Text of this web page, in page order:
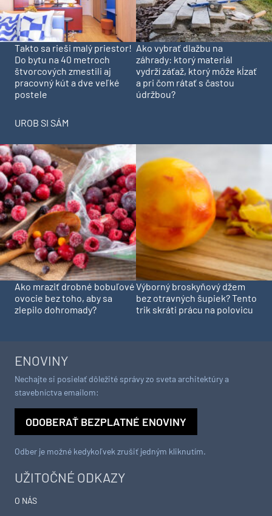
Takto sa rieši malý priestor!
Do bytu na 40 metroch
štvorcových zmestili aj
pracovný kút a dve veľké
postele
Ako vybrať dlažbu na
záhrady: ktorý materiál
vydrží záťaž, ktorý môže kĺzať
a pri čom rátať s častou
údržbou?
UROB SI SÁM
Ako mraziť drobné bobuľové
ovocie bez toho, aby sa
zlepilo dohromady?
Výborný broskyňový džem
bez otravných šupiek? Tento
trik skráti prácu na polovicu
UŽITOČNÉ ODKAZY
O NÁS
ENOVINY
Nechajte si posielať dôležité správy zo sveta architektúry a
stavebníctva emailom:
ODOBERAŤ BEZPLATNÉ ENOVINY
Odber je možné kedykoľvek zrušiť jedným kliknutím.